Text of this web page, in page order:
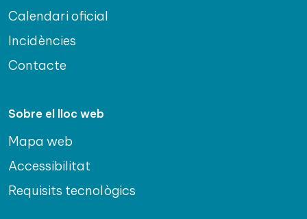
Calendari oficial
Incidències
Contacte
Sobre el lloc web
Mapa web
Accessibilitat
Requisits tecnològics